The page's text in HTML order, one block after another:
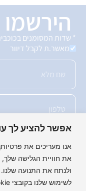
אפשר להציע לך
את חוויית הגלישה
ולנתח את התנועה
לשימוש שלנו בקובצי Cookie.
הירשמו
* שדות המסומנים
מאשר.ת לקבל דיוור